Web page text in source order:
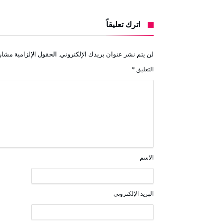
اترك تعليقاً
لن يتم نشر عنوان بريدك الإلكتروني. الحقول الإلزامية مشار
التعليق *
الاسم
البريد الإلكتروني